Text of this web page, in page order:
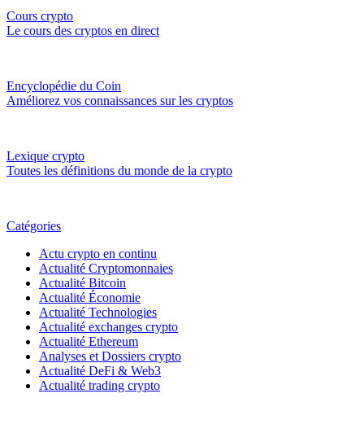
Cours crypto
Le cours des cryptos en direct
Encyclopédie du Coin
Améliorez vos connaissances sur les cryptos
Lexique crypto
Toutes les définitions du monde de la crypto
Catégories
Actu crypto en continu
Actualité Cryptomonnaies
Actualité Bitcoin
Actualité Économie
Actualité Technologies
Actualité exchanges crypto
Actualité Ethereum
Analyses et Dossiers crypto
Actualité DeFi & Web3
Actualité trading crypto